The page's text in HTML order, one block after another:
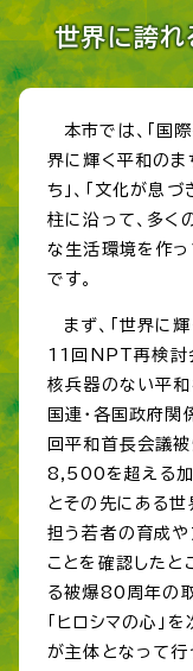
世界に誇れ
本市では、「国
界に輝く平和のま
ち」、「文化が息
柱に沿って、多く
な生活環境を作っ
です。
まず、「世界に
11回NPT再検討
核兵器のない平
国連・各国政府関
回平和首長会議
8,500を超える加
とその先にある
担う若者の育成
ことを確認したと
る被爆80周年の
「ヒロシマの心」
が主体となって行